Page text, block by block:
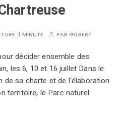
:1 MINUTE PARGILBERT
décider ensemble des
les 6, 10 et 16 juillet Dans le
de sa charte et de l'élaboration
territoire, le Parc naturel